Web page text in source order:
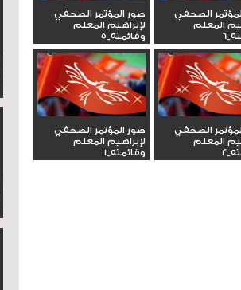
الصحفي
المعلم
صور المؤتمر الصحفي
لإبراهيم المعلم
وقائمته_5
الصحفي
المعلم
صور المؤتمر الصحفي
لإبراهيم المعلم
وقائمته_1